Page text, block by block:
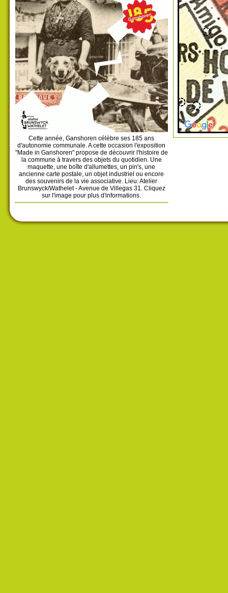
Cette année, Ganshoren célèbre ses 185 ans
d'autonomie communale. A cette occasion l'exposition
"Made in Ganshoren" propose de découvrir l'histoire de
la commune à travers des objets du quotidien. Une
maquette, une boîte d'allumettes, un pin's, une
ancienne carte postale, un objet industriel ou encore
des souvenirs de la vie associative. Lieu: Atelier
Brunswyck/Wathelet - Avenue de Villegas 31. Cliquez
sur l'image pour plus d'informations.